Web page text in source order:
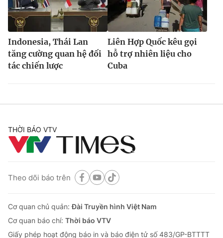
Indonesia, Thái Lan
tăng cường quan hệ đối
tác chiến lược
Liên Hợp Quốc kêu gọi
hỗ trợ nhiên liệu cho
Cuba
THỜI BÁO VTV
Theo dõi báo trên
Cơ quan chủ quản:Đài Truyền hình Việt Nam
Cơ quan báo chí: Thời báo VTV
Giấy phép hoạt động báo in và báo điện tử số 483/GP-BTTTT